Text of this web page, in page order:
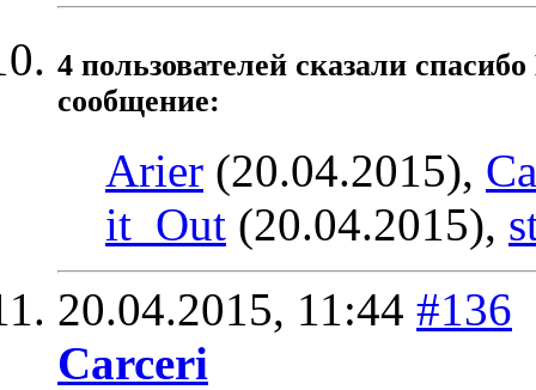
4 пользователей сказали
сообщение:
Arier (20.04.2015),
it_Out (20.04.2015),
20.04.2015, 11:44 #136
Carceri